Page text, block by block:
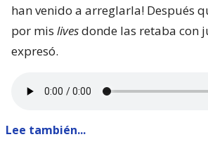
han venido a arreglarla! Después
por mis livesdonde las retaba con
expresó.
Lee también...